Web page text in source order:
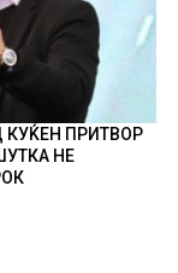
КУЌЕН ПРИТВОР
НЕ